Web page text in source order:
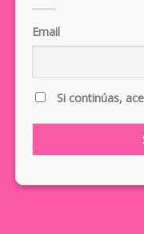
Email
Si continúas,